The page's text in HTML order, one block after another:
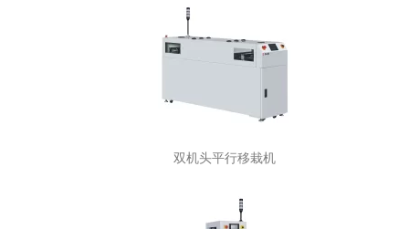
双机头平行移栽机